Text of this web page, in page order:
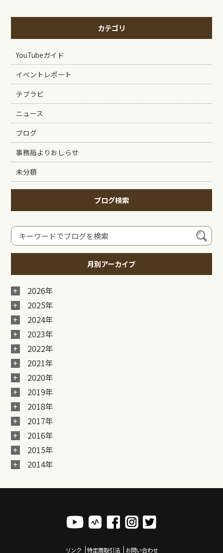
カテゴリ
YouTubeガイド
イベントレポート
テブラビ
ニュース
ブログ
事務局よりおしらせ
未分類
ブログ検索
月別アーカイブ
2026年
2025年
2024年
2023年
2022年
2021年
2020年
2019年
2018年
2017年
2016年
2015年
2014年
リンク 特定商取引法 お問い合わせ